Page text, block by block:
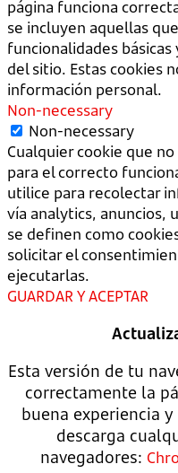
página funciona
se incluyen aquellas
funcionalidades
del sitio. Estas cookies
información personal.
Non-necessary
Non-necessary
Cualquier cookie que
para el correcto
utilice para recolectar
vía analytics, anuncios,
se definen como
solicitar el
ejecutarlas.
GUARDAR Y ACEPTAR
Esta versión de tu
correctamente la
buena experiencia
descarga
navegadores: